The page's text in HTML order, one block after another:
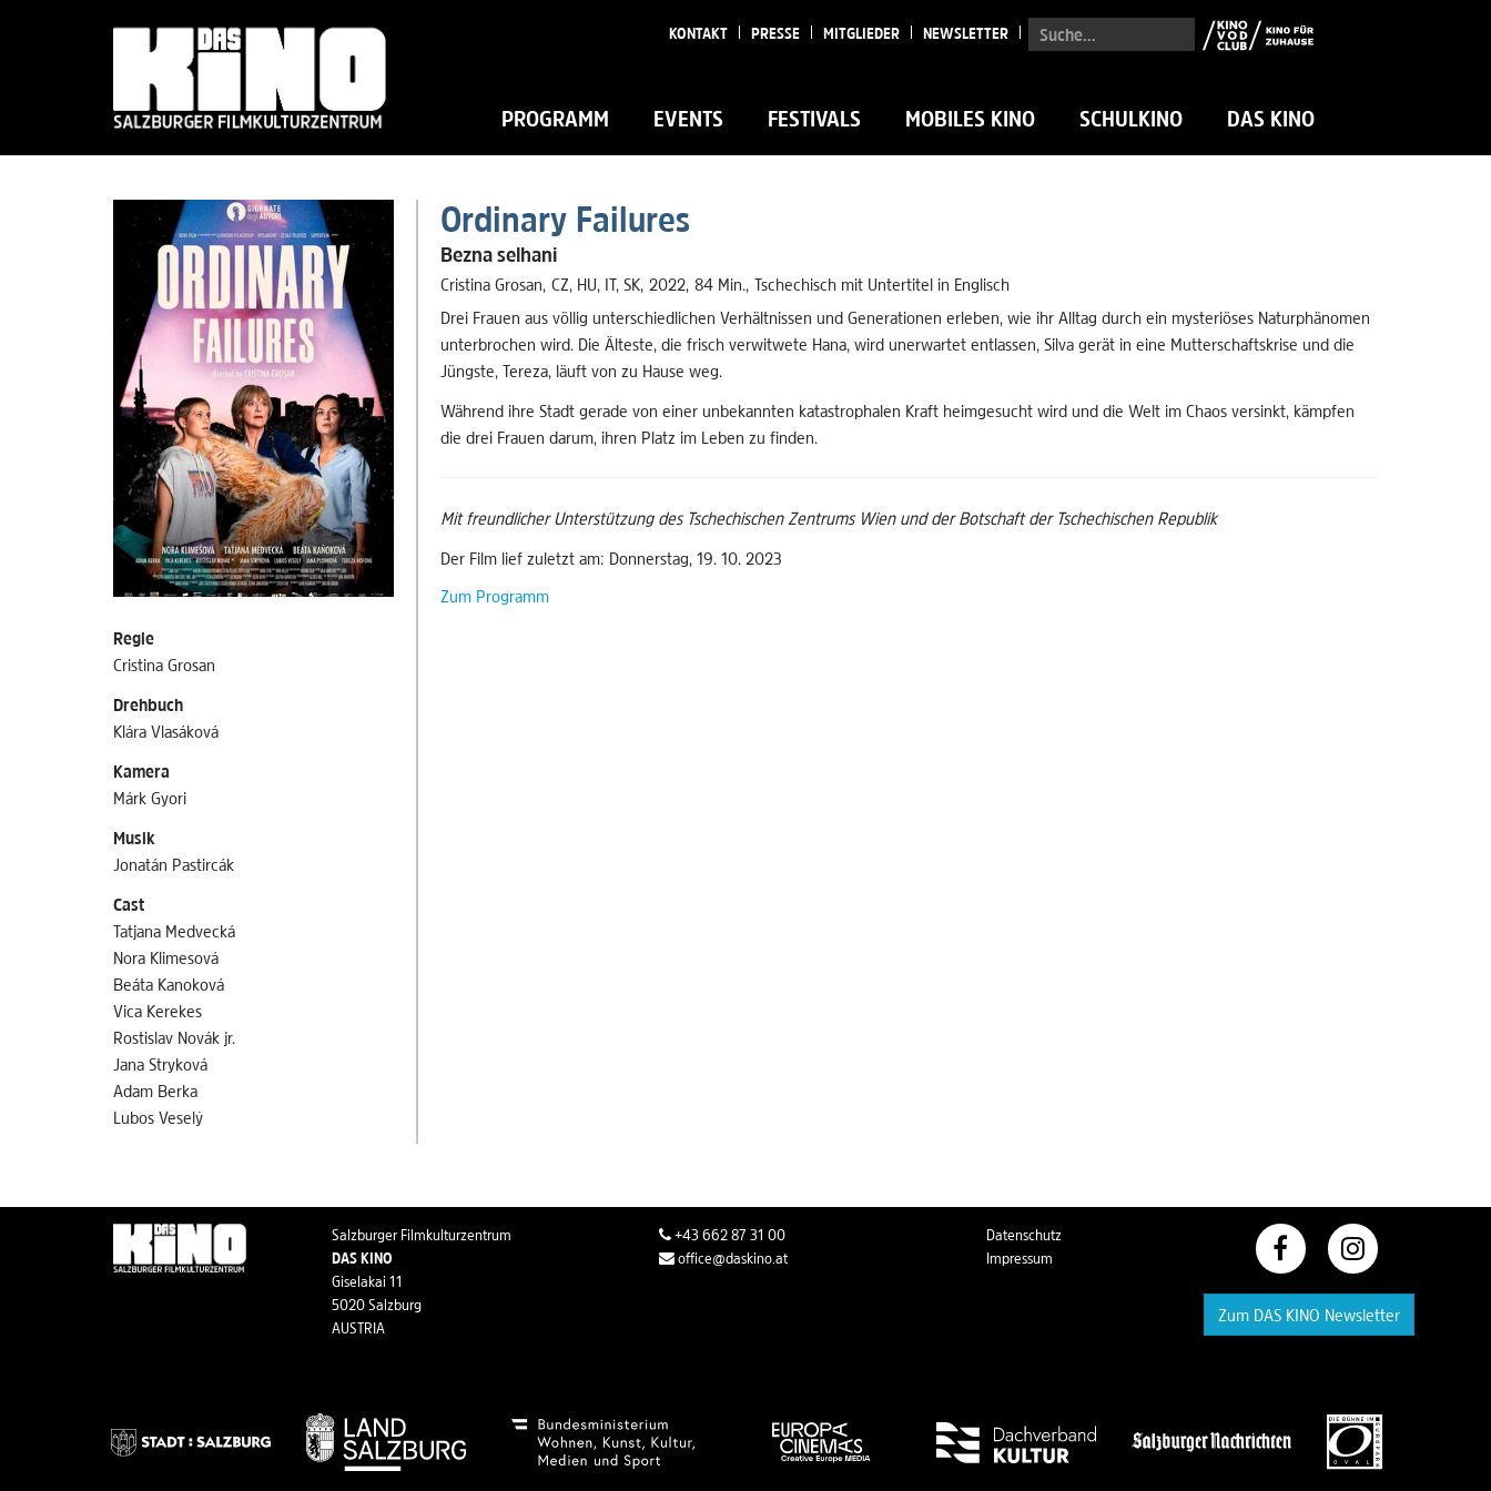
Suche...
PROGRAMM EVENTS FESTIVALS MOBILES KINO SCHULKINO DAS KINO
KONTAKT PRESSE MITGLIEDER NEWSLETTER
Regie
Cristina Grosan
Drehbuch
Klára Vlasáková
Kamera
Márk Gyori
Musik
Jonatán Pastircák
Cast
Tatjana Medvecká
Nora Klimesová
Beáta Kanoková
Vica Kerekes
Rostislav Novák jr.
Jana Stryková
Adam Berka
Lubos Veselý
Ordinary Failures
Bezna selhani
Cristina Grosan CZ, HU, IT, SK 2022 84 Min. Tschechisch mit Untertitel in Englisch
Drei Frauen aus völlig unterschiedlichen Verhältnissen und Generationen erleben, wie ihr Alltag durch ein mysteriöses Naturphänomen
unterbrochen wird. Die Älteste, die frisch verwitwete Hana, wird unerwartet entlassen, Silva gerät in eine Mutterschaftskrise und die
Jüngste, Tereza, läuft von zu Hause weg.
Während ihre Stadt gerade von einer unbekannten katastrophalen Kraft heimgesucht wird und die Welt im Chaos versinkt, kämpfen
die drei Frauen darum, ihren Platz im Leben zu finden.
Mit freundlicher Unterstützung des Tschechischen Zentrums Wien und der Botschaft der Tschechischen Republik
Der Film lief zuletzt am: Donnerstag, 19. 10. 2023
Zum Programm
Salzburger Filmkulturzentrum
DAS KINO
Giselakai 11
5020 Salzburg
AUSTRIA
+43 662 87 31 00
office@daskino.at
Datenschutz
Impressum
Zum DAS KINO Newsletter